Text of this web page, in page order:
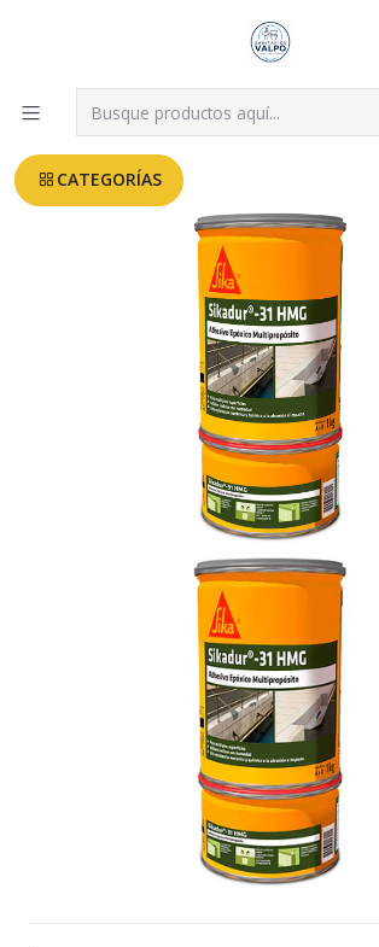
CATEGORÍAS
Despachos a todo Valparaíso, Viña, Quilpué y
Leer más
Inicio FERRETERIA
Adhesivo dos componentes Sikadur